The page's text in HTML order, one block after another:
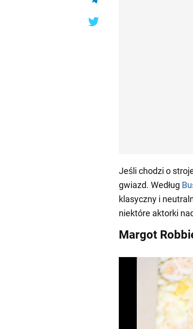
Jeśli chodzi o
gwiazd. Według
klasyczny i
niektóre aktorki
Margot